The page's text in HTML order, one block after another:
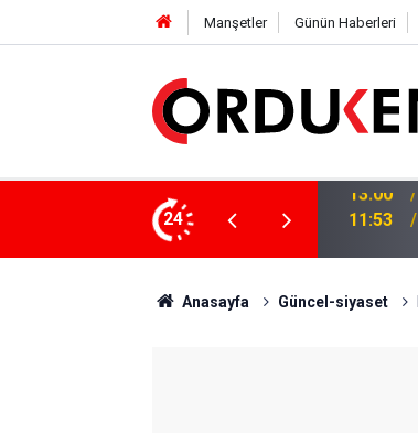
Manşetler Günün Haberleri
24 11:53
Anasayfa Güncel-siyaset